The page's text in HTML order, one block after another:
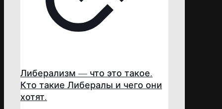
Либерализм — что это такое.
Кто такие Либералы и чего они
хотят.